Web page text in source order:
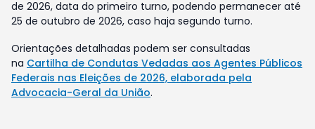
de 2026, data do primeiro turno, podendo permanecer até
25 de outubro de 2026, caso haja segundo turno.
Orientações detalhadas podem ser consultadas
na Cartilha de Condutas Vedadas aos Agentes Públicos
Federais nas Eleições de 2026, elaborada pela
Advocacia-Geral da União.